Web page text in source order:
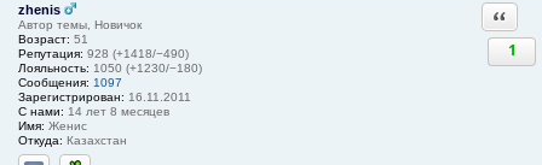
zhenis
Автор темы, Новичок
Возраст: 51
Репутация: 928 (+1418/−490)
Лояльность: 1050 (+1230/−180)
Сообщения: 1097
Зарегистрирован: 16.11.2011
С нами: 14 лет 8 месяцев
Имя: Женис
Откуда: Казахстан
1